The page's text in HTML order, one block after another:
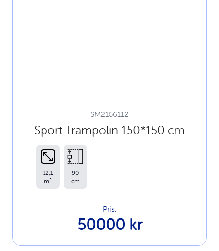
SM2166112
Sport Trampolin 150*150 cm
12,1
m2
90
cm
Pris:
50000 kr